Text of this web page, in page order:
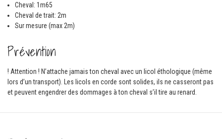
Cheval: 1m65
Cheval de trait: 2m
Sur mesure (max 2m)
Prévention
! Attention ! N’attache jamais ton cheval avec un licol éthologique (même
lors d’un transport). Les licols en corde sont solides, ils ne casseront pas
et peuvent engendrer des dommages à ton cheval s’il tire au renard.